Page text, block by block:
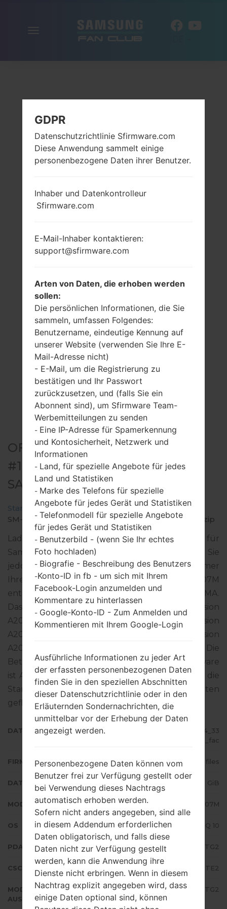
OFFIZIELLER FIRMWARE
#169178 FÜR SM-A207M -
SAMSUNGGALAXY A20S
Startseite →Galaxy A20s →SamsungSM-A207M
SM-A207M_1_20200709223434_33dmy9e5aa_fac.zip
Laden Sie das neueste Firmware-Update für
Samsung Galaxy A20s herunter. Vergessen Sie
jedoch nicht zu überprüfen, ob die Modellnummer
Ihres Smartphones dem angegebenen SM-A207M
entspricht. Der Firmware-Code CPA ist für PANAMA.
Das Produkt wird mit der PDA-Version
A207MUBS2BTG2 und CSC-Version
A207MOWA2BTE2, MODEM-Version
A207MUBS2BTG2 geliefert. Die
Betriebssystemversion der angegebenen Firmware
ist Android Q 10. Detalierte Anleitung, wie man die
Standart - Firmware auf Samsung-Geräten
geflascht wird,gibt es hier
DATEINAME
SM-A207M_1_20200709223434_33
dmy9e5aa_fac
FIRMWARE TYP 4 files
DATEIGRÖSSE 3.32 GiB
MODELL Samsung SM-A207M
OS Android Q 10
PDA/AP AUSFÜHRUNG A207MUBS2BTG2
CSC AUSFÜHRUNG A207MOWA2BTE2
MODEM/CP
AUSFÜHRUNG
A207MUBS2BTG2
GDPR
Datenschutzrichtlinie Sfirmware.com
Diese Anwendung sammelt einige
personenbezogene Daten ihrer Benutzer.
Inhaber und Datenkontrolleur
Sfirmware.com
E-Mail-Inhaber kontaktieren:
support@sfirmware.com
Arten von Daten, die erhoben werden
sollen:
Die persönlichen Informationen, die Sie
sammeln, umfassen Folgendes:
Benutzername, eindeutige Kennung auf
unserer Website (verwenden Sie Ihre E-
Mail-Adresse nicht)
- E-Mail, um die Registrierung zu
bestätigen und Ihr Passwort
zurückzusetzen, und (falls Sie ein
Abonnent sind), um Sfirmware Team-
Werbemitteilungen zu senden
- Eine IP-Adresse für Spamerkennung
und Kontosicherheit, Netzwerk und
Informationen
- Land, für spezielle Angebote für jedes
Land und Statistiken
- Marke des Telefons für spezielle
Angebote für jedes Gerät und Statistiken
- Telefonmodell für spezielle Angebote
für jedes Gerät und Statistiken
- Benutzerbild - (wenn Sie Ihr echtes
Foto hochladen)
- Biografie - Beschreibung des Benutzers
-Konto-ID in fb - um sich mit Ihrem
Facebook-Login anzumelden und
Kommentare zu hinterlassen
- Google-Konto-ID - Zum Anmelden und
Kommentieren mit Ihrem Google-Login
Ausführliche Informationen zu jeder Art
der erfassten personenbezogenen Daten
finden Sie in den speziellen Abschnitten
dieser Datenschutzrichtlinie oder in den
Erläuternden Sondernachrichten, die
unmittelbar vor der Erhebung der Daten
angezeigt werden.
Personenbezogene Daten können vom
Benutzer frei zur Verfügung gestellt oder
bei Verwendung dieses Nachtrags
automatisch erhoben werden.
Sofern nicht anders angegeben, sind alle
in diesem Addendum erforderlichen
Daten obligatorisch, und falls diese
Daten nicht zur Verfügung gestellt
werden, kann die Anwendung ihre
Dienste nicht erbringen. Wenn in diesem
Nachtrag explizit angegeben wird, dass
einige Daten optional sind, können